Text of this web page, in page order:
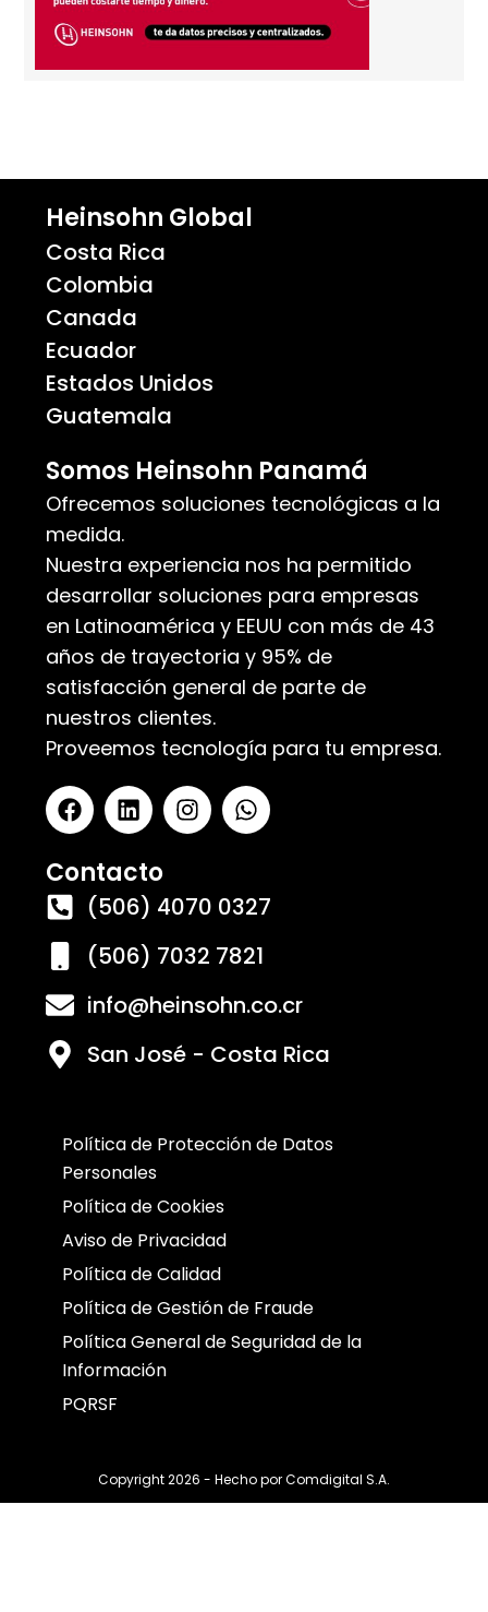
Heinsohn Global
Costa Rica
Colombia
Canada
Ecuador
Estados Unidos
Guatemala
Somos Heinsohn Panamá
Ofrecemos soluciones tecnológicas a la
medida.
Nuestra experiencia nos ha permitido
desarrollar soluciones para empresas
en Latinoamérica y EEUU con más de 43
años de trayectoria y 95% de
satisfacción general de parte de
nuestros clientes.
Proveemos tecnología para tu empresa.
Contacto
(506) 4070 0327
(506) 7032 7821
info@heinsohn.co.cr
San José - Costa Rica
Política de Protección de Datos
Personales
Política de Cookies
Aviso de Privacidad
Política de Calidad
Política de Gestión de Fraude
Política General de Seguridad de la
Información
PQRSF
Copyright 2026 - Hecho porComdigital S.A.